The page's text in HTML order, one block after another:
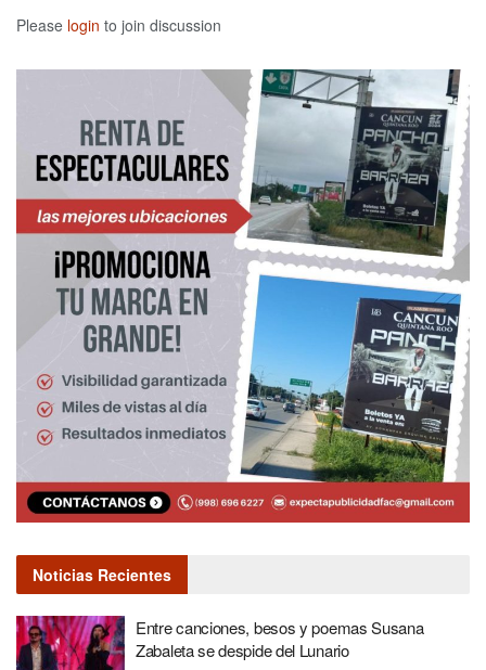
Please login to join discussion
Noticias Recientes
Entre canciones, besos y poemas Susana
Zabaleta se despide del Lunario